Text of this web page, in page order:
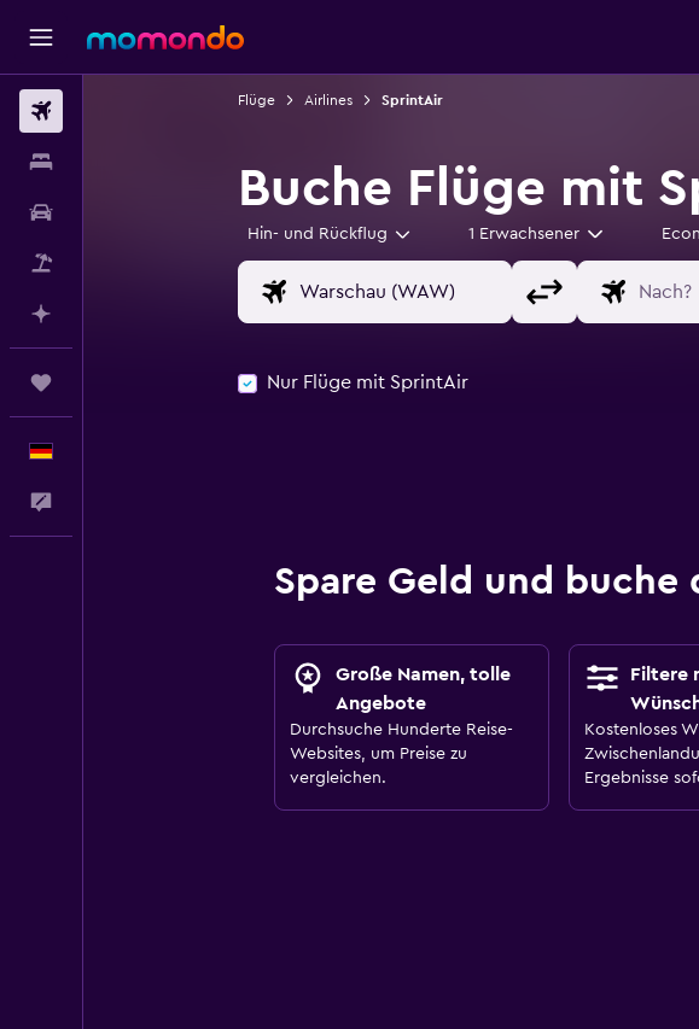
Flüge Airlines SprintAir
Buche Flüge mit
Hin- und Rückflug 1 Erwachsener
Nur Flüge mit SprintAir
Spare Geld und
Große Namen, tolle
Angebote
Durchsuche Hunderte Reise-
Websites, um Preise zu
vergleichen.
Filtere
Kostenloses
Ergebnisse